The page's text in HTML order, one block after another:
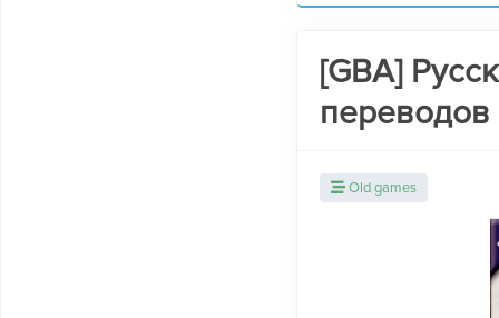
[GBA]
переводов
Old games